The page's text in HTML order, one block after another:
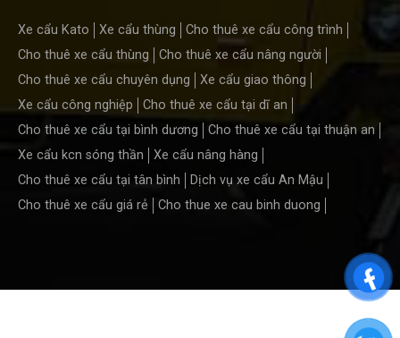
Xe cẩu Kato Xe cẩu thùng
Cho thuê xe cẩu công trình
Cho thuê xe cẩu thùng
Cho thuê xe cẩu nâng người
Cho thuê xe cẩu chuyên dụng
Xe cẩu giao thông
Xe cẩu công nghiệp
Cho thuê xe cẩu tại dĩ an
Cho thuê xe cẩu tại bình dương
Cho thuê xe cẩu tại thuận an
Xe cẩu kcn sóng thần
Xe cẩu nâng hàng
Cho thuê xe cẩu tại tân bình
Dịch vụ xe cẩu An Mậu
Cho thuê xe cẩu giá rẻ
Cho thue xe cau binh duong